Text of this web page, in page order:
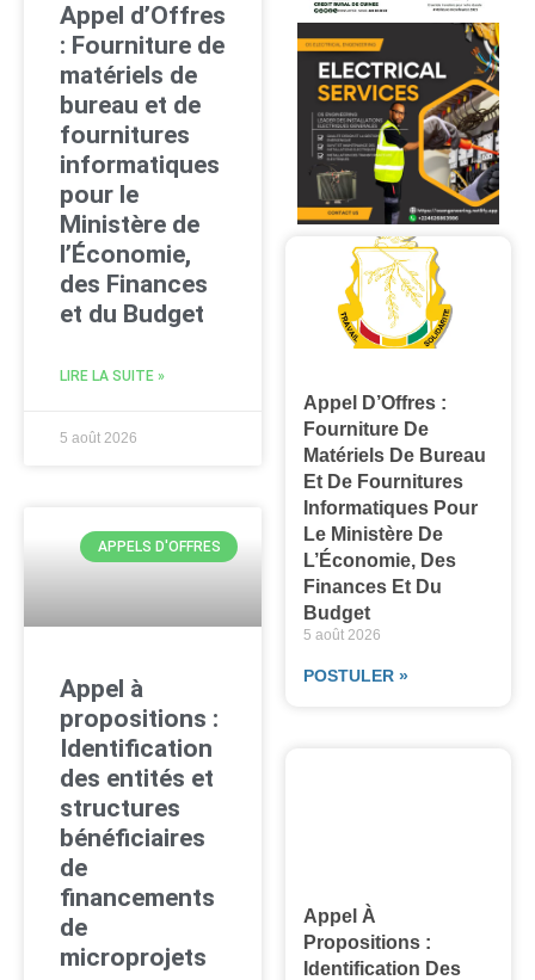
Appel d’Offres
: Fourniture de
matériels de
bureau et de
fournitures
informatiques
pour le
Ministère de
l’Économie,
des Finances
et du Budget
LIRE LA SUITE »
5 août 2026
APPELS D'OFFRES
Appel à
propositions :
Identification
des entités et
structures
bénéficiaires
de
financements
de
microprojets
Appel D’Offres :
Fourniture De
Matériels De Bureau
Et De Fournitures
Informatiques Pour
Le Ministère De
L’Économie, Des
Finances Et Du
Budget
5 août 2026
POSTULER »
Appel À
Propositions :
Identification Des